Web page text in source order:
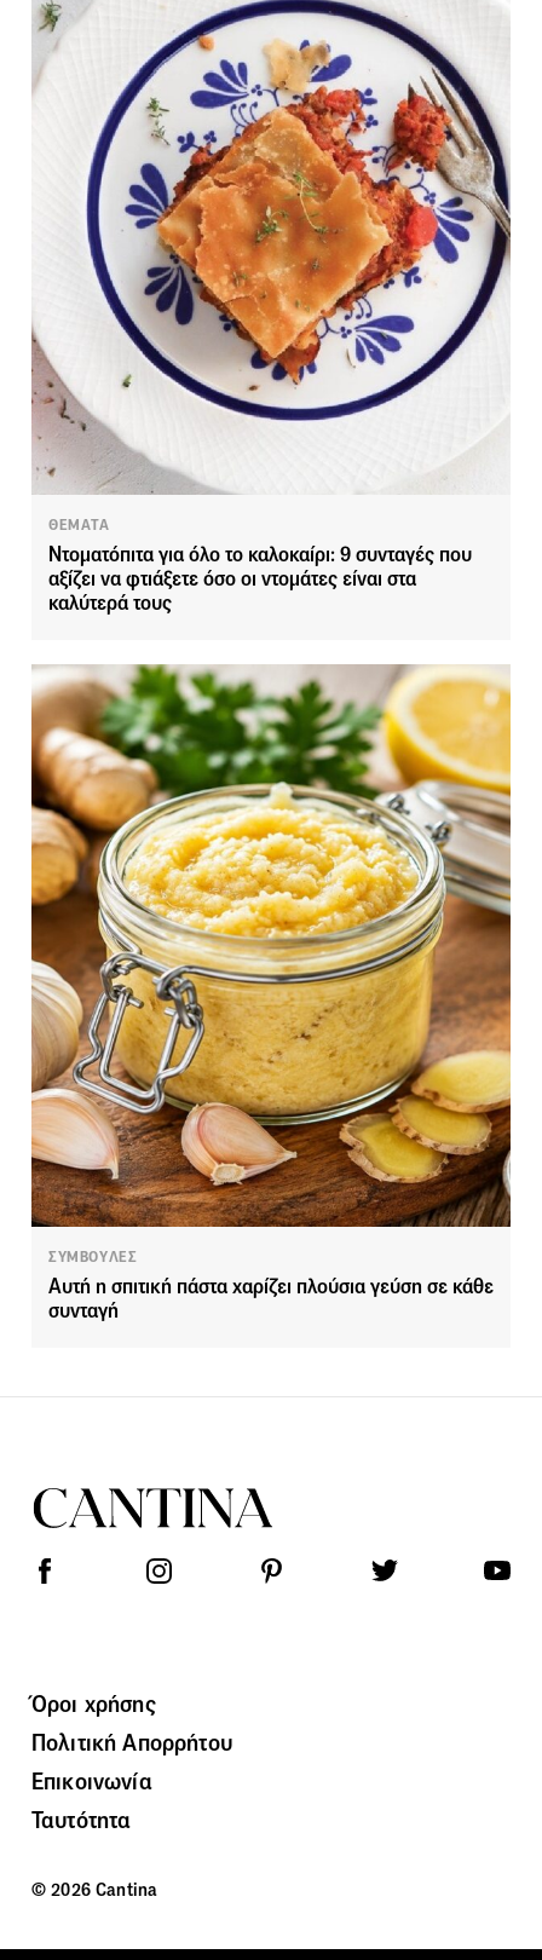
ΘΕΜΑΤΑ
Ντοματόπιτα για όλο το καλοκαίρι: 9 συνταγές που
αξίζει να φτιάξετε όσο οι ντομάτες είναι στα
καλύτερά τους
ΣΥΜΒΟΥΛΕΣ
Αυτή η σπιτική πάστα χαρίζει πλούσια γεύση σε κάθε
συνταγή
Όροι χρήσης
Πολιτική Απορρήτου
Επικοινωνία
Ταυτότητα
© 2026 Cantina